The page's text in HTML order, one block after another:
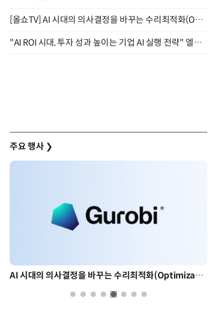
[올쇼TV] AI 시대의 의사결정을 바꾸는 수리최적화(Optimization) 소개 (8/20 생방송)
"AI ROI 시대, 투자 성과 높이는 기업 AI 실행 전략" 엘타워 6층 (9월 18일)
주요 행사 ❯
AI 시대의 의사결정을 바꾸는 수리최적화(Optimization): 실제 산업 적용 사례와 활용 전략